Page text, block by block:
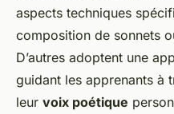
aspects techniques
composition de sonnets
D’autres adoptent une
guidant les apprenants à
leur voix poétique